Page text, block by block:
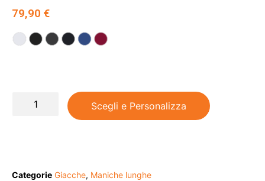
79,90 €
Scegli e Personalizza
Categorie Giacche, Maniche lunghe